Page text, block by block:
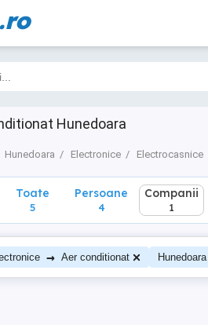
Hunedoara
Hunedoara Electronice Electrocasnice
Toate
5
Toate
5
Persoane
4
Companii
1
→ Aer conditionat Hunedoara